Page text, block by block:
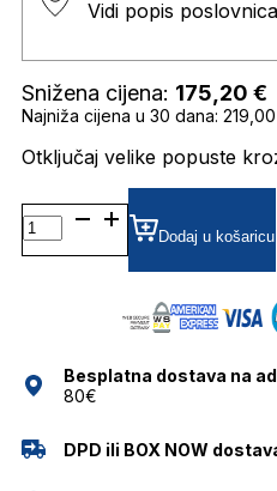
Vidi popis
Snižena cijena: 175,20 €
Najniža cijena u 30 dana:
Otključaj velike popuste
0RB4398 SUNČANE
NAOČALE
RAY
Dodaj u košaricu
Besplatna dostava na
80€
DPD ili BOX NOW